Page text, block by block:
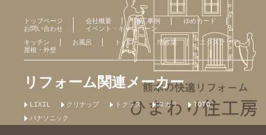
トップページ 会社概要 施工事例
ゆめカード
お問い合わせ
イベント・キャンペーン
キッチン
お風呂 トイレ 増改築
エクステリア
屋根・外壁
リフォーム関連メーカー
LIXIL クリナップ トクラス タカラ
TOTO
パナソニック